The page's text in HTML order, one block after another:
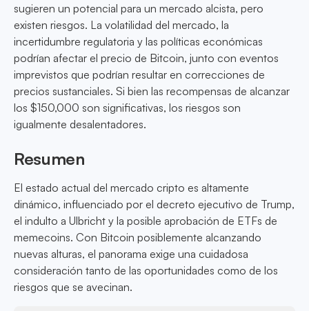
sugieren un potencial para un mercado alcista, pero
existen riesgos. La volatilidad del mercado, la
incertidumbre regulatoria y las políticas económicas
podrían afectar el precio de Bitcoin, junto con eventos
imprevistos que podrían resultar en correcciones de
precios sustanciales. Si bien las recompensas de alcanzar
los $150,000 son significativas, los riesgos son
igualmente desalentadores.
Resumen
El estado actual del mercado cripto es altamente
dinámico, influenciado por el decreto ejecutivo de Trump,
el indulto a Ulbricht y la posible aprobación de ETFs de
memecoins. Con Bitcoin posiblemente alcanzando
nuevas alturas, el panorama exige una cuidadosa
consideración tanto de las oportunidades como de los
riesgos que se avecinan.